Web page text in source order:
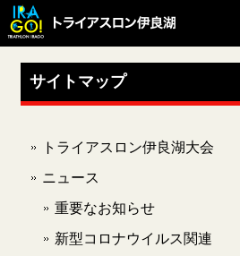
サイトマップ
トライアスロン伊良湖大会
ニュース
重要なお知らせ
新型コロナウイルス関連